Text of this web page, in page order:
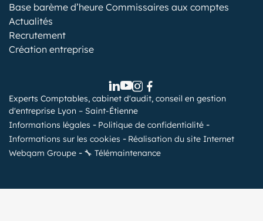
Base barème d’heure Commissaires aux comptes
Actualités
Recrutement
Création entreprise
Experts Comptables, cabinet d'audit, conseil en gestion
d'entreprise Lyon – Saint-Étienne
Informations légales
Politique de confidentialité
Informations sur les cookies
Réalisation du site Internet
Webqam Groupe
🔧 Télémaintenance